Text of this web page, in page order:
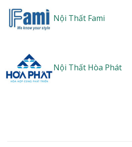
Nội Thất Fami
Nội Thất Hòa Phát